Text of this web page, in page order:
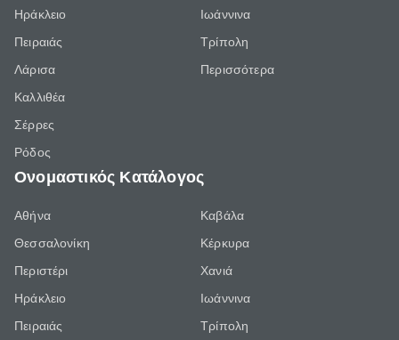
Ηράκλειο
Πειραιάς
Λάρισα
Καλλιθέα
Σέρρες
Ρόδος
Ιωάννινα
Τρίπολη
Περισσότερα
Ονομαστικός Κατάλογος
Αθήνα
Θεσσαλονίκη
Περιστέρι
Ηράκλειο
Πειραιάς
Καβάλα
Κέρκυρα
Χανιά
Ιωάννινα
Τρίπολη